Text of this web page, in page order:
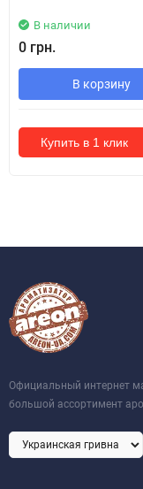
В наличии
0 грн.
В корзину
Купить в 1 клик
Официальный интернет
большой ассортимент